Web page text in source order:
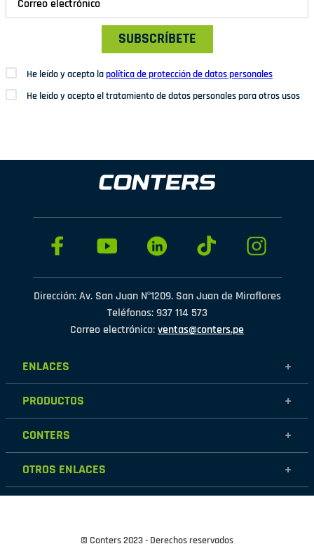
SUBSCRÍBETE
He leído y acepto lapolítica de protección de datos personales
He leído y acepto el tratamiento de datos personales para otros usos
Dirección: Av. San Juan Nº1209. San Juan de Miraflores
Teléfonos: 937 114 573
Correo electrónico:ventas@conters.pe
ENLACES +
Mujer
Hombre
PRODUCTOS +
Calzados
Zapatillas
CONTERS +
Nosotros
Contáctanos
Tiendas
OTROS ENLACES +
Políticas de garantía
Cambios y devoluciones
© Conters 2023 - Derechos reservados